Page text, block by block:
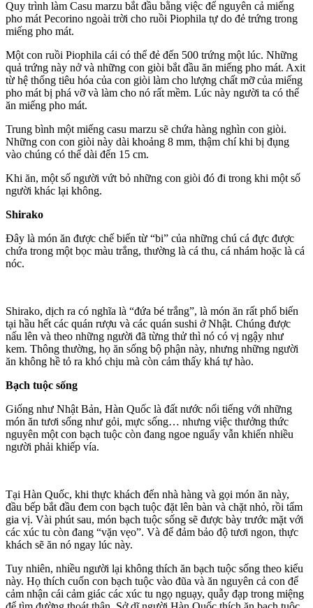
Quy trình làm Casu marzu bắt đầu bằng việc để nguyên cả miếng
pho mát Pecorino ngoài trời cho ruồi Piophila tự do đẻ trứng trong
miếng pho mát.
Một con ruồi Piophila cái có thể đẻ đến 500 trứng một lúc. Những
quả trứng này nở và những con giòi bắt đầu ăn miếng pho mát. Axit
từ hệ thống tiêu hóa của con giòi làm cho lượng chất mỡ của miếng
pho mát bị phá vỡ và làm cho nó rất mềm. Lúc này người ta có thể
ăn miếng pho mát.
Trung bình một miếng casu marzu sẽ chứa hàng nghìn con giòi.
Những con con giòi này dài khoảng 8 mm, thậm chí khi bị đụng
vào chúng có thể dài đến 15 cm.
Khi ăn, một số người vứt bỏ những con giòi đó đi trong khi một số
người khác lại không.
Shirako
Đây là món ăn được chế biến từ “bi” của những chú cá đực được
chứa trong một bọc màu trắng, thường là cá thu, cá nhám hoặc là cá
nóc.
Shirako, dịch ra có nghĩa là “đứa bé trắng”, là món ăn rất phổ biến
tại hầu hết các quán rượu và các quán sushi ở Nhật. Chúng được
nấu lên và theo những người đã từng thử thì nó có vị ngậy như
kem. Thông thường, họ ăn sống bộ phận này, nhưng những người
ăn không hề tỏ ra khó chịu mà còn cảm thấy khá tự hào.
Bạch tuộc sống
Giống như Nhật Bản, Hàn Quốc là đất nước nổi tiếng với những
món ăn tươi sống như gỏi, mực sống… nhưng việc thưởng thức
nguyên một con bạch tuộc còn đang ngoe nguẩy vẫn khiến nhiều
người phải khiếp vía.
Tại Hàn Quốc, khi thực khách đến nhà hàng và gọi món ăn này,
đầu bếp bắt đầu đem con bạch tuộc đặt lên bàn và chặt nhỏ, rồi tẩm
gia vị. Vài phút sau, món bạch tuộc sống sẽ được bày trước mặt với
các xúc tu còn đang “vặn vẹo”. Và để đảm bảo độ tươi ngon, thực
khách sẽ ăn nó ngay lúc này.
Tuy nhiên, nhiều người lại không thích ăn bạch tuộc sống theo kiểu
này. Họ thích cuốn con bạch tuộc vào đũa và ăn nguyên cả con để
cảm nhận cái cảm giác các xúc tu ngọ nguạy, quẫy đạp trong miệng